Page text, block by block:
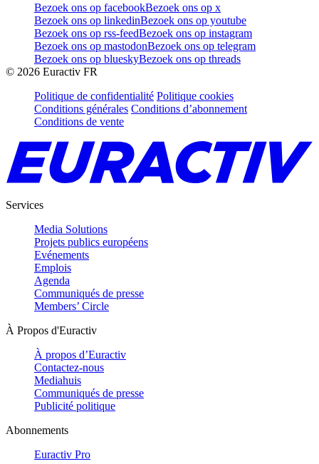
Bezoek ons op facebookBezoek ons op x
Bezoek ons op linkedinBezoek ons op youtube
Bezoek ons op rss-feedBezoek ons op instagram
Bezoek ons op mastodonBezoek ons op telegram
Bezoek ons op blueskyBezoek ons op threads
© 2026 Euractiv FR
Politique de confidentialité Politique cookies
Conditions générales Conditions d’abonnement
Conditions de vente
Services
Media Solutions
Projets publics européens
Evénements
Emplois
Agenda
Communiqués de presse
Members’ Circle
À Propos d'Euractiv
À propos d’Euractiv
Contactez-nous
Mediahuis
Communiqués de presse
Publicité politique
Abonnements
Euractiv Pro